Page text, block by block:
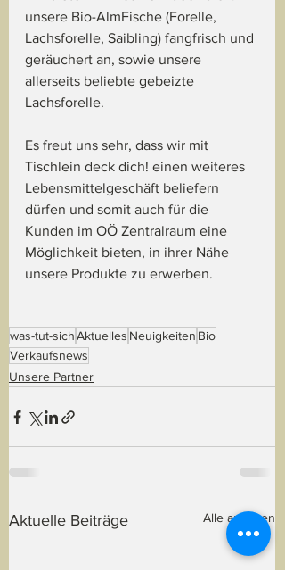
unsere Bio-AlmFische (Forelle,
Lachsforelle, Saibling) fangfrisch und
geräuchert an, sowie unsere
allerseits beliebte gebeizte
Lachsforelle.
Es freut uns sehr, dass wir mit
Tischlein deck dich! einen weiteres
Lebensmittelgeschäft beliefern
dürfen und somit auch für die
Kunden im OÖ Zentralraum eine
Möglichkeit bieten, in ihrer Nähe
unsere Produkte zu erwerben.
was-tut-sichAktuelles Neuigkeiten Bio
Verkaufsnews
Unsere Partner
Aktuelle Beiträge Alle ansehen